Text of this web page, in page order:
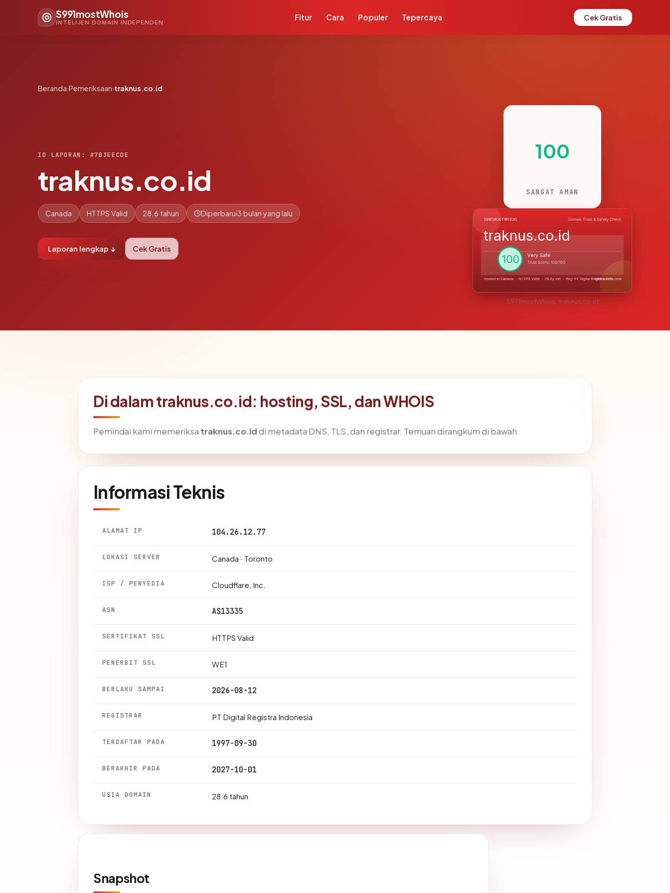
S991mostWhois
INTELIJEN DOMAIN INDEPENDEN
Fitur Cara Populer Tepercaya Cek Gratis
Beranda›Pemeriksaan›traknus.co.id
ID LAPORAN: #7B3EECDE
traknus.co.id
Canada HTTPS Valid 28.6 tahun Diperbarui3 bulan yang lalu
Laporan lengkap ↓ Cek Gratis
100
SANGAT AMAN
S991mostWhois · traknus.co.id
Di dalam traknus.co.id: hosting, SSL, dan WHOIS
Pemindai kami memeriksa traknus.co.iddi metadata DNS, TLS, dan registrar. Temuan dirangkum di bawah.
Informasi Teknis
ALAMAT IP 104.26.12.77
LOKASI SERVER Canada · Toronto
ISP / PENYEDIA Cloudflare, Inc.
ASN AS13335
SERTIFIKAT SSL HTTPS Valid
PENERBIT SSL WE1
BERLAKU SAMPAI 2026-08-12
REGISTRAR PT Digital Registra Indonesia
TERDAFTAR PADA 1997-09-30
BERAKHIR PADA 2027-10-01
USIA DOMAIN 28.6 tahun
Snapshot